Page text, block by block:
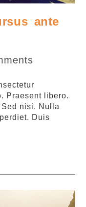
ante
libero.
Nulla
Duis